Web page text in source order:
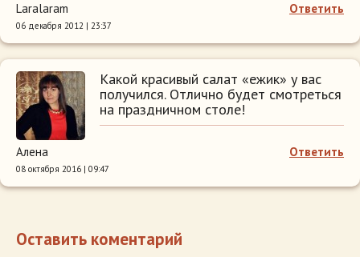
Ответить
Laralaram
06 декабря 2012 | 23:37
Какой красивый салат «ежик» у вас
получился. Отлично будет смотреться
на праздничном столе!
Ответить
Алена
08 октября 2016 | 09:47
Оставить коментарий